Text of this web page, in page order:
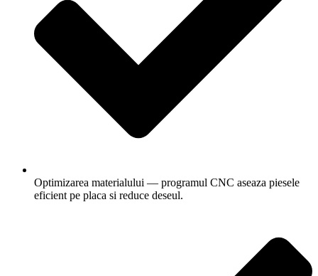
Optimizarea materialului — programul CNC aseaza piesele
eficient pe placa si reduce deseul.